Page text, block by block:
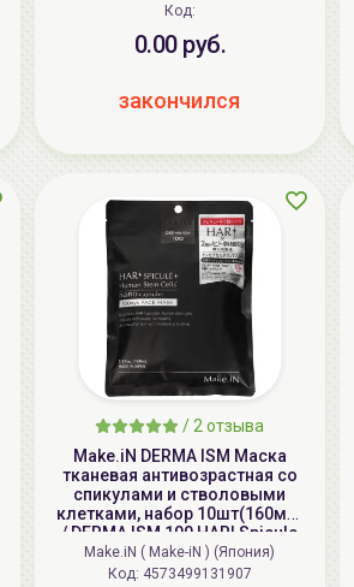
Код:
0.00 руб.
закончился
/ 2 отзыва
Make.iN DERMA ISM Маска
тканевая антивозрастная со
спикулами и стволовыми
клетками, набор 10шт(160мл)
/ DERMA ISM 100 HARI Spicule
Human Stem Cells 10 Days Face
Mask
Make.iN ( Make-iN ) (Япония)
Код: 4573499131907